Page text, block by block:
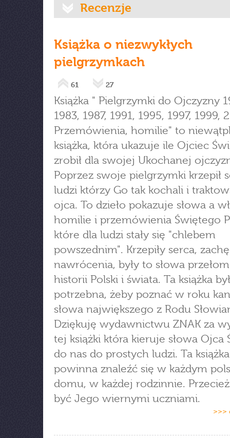
Recenzje
Książka o niezwykłych
pielgrzymkach
61 27
Książka " Pielgrzymki do Ojczyzny
1983, 1987, 1991, 1995, 1997, 1999,
Przemówienia, homilie" to
książka, która ukazuje ile Ojciec
zrobił dla swojej Ukochanej
Poprzez swoje pielgrzymki krzepił
ludzi którzy Go tak kochali i
ojca. To dzieło pokazuje słowa a
homilie i przemówienia Świętego
które dla ludzi stały się "chlebem
powszednim". Krzepiły serca,
nawrócenia, były to słowa
historii Polski i świata. Ta książka
potrzebna, żeby poznać w roku
słowa największego z Rodu
Dziękuję wydawnictwu ZNAK za
tej książki która kieruje słowa Ojca
do nas do prostych ludzi. Ta książka
powinna znaleźć się w każdym
domu, w każdej rodzinnie.
być Jego wiernymi uczniami.
>>>